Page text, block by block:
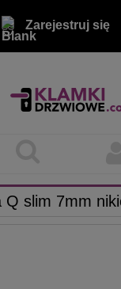
Zarejestruj się
Q slim 7mm